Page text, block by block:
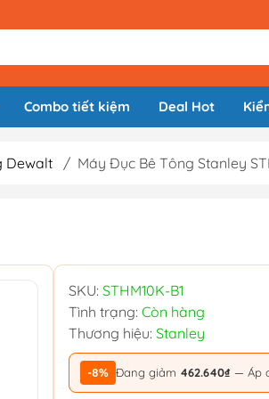
Combo tiết kiệm Deal Hot
Dewalt / Máy Đục Bê Tông Stanley
SKU: STHM10K-B1
Tình trạng: Còn hàng
Thương hiệu: Stanley
-8% Đang giảm 462.640₫ — Áp